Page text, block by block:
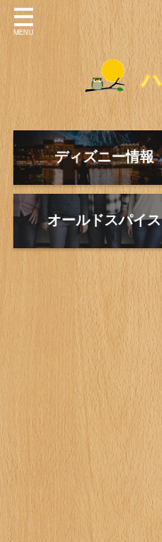
ディズニー情報
オールドスパイス